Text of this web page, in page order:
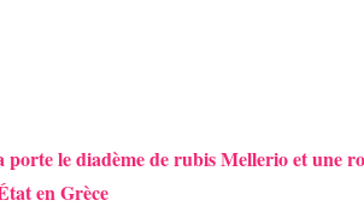
le diadème de rubis Mellerio et une
en Grèce